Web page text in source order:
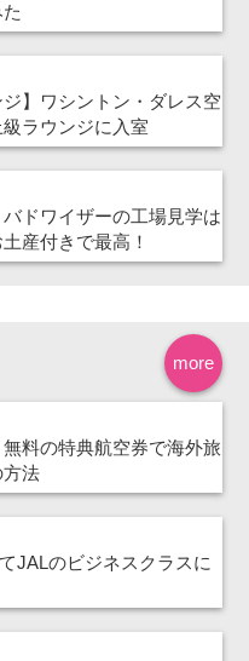
ジ】ワシントン・ダレス空
ラウンジに入室
バドワイザーの工場見学は
産付きで最高！
more
無料の特典航空券で海外旅
法
JALのビジネスクラスに